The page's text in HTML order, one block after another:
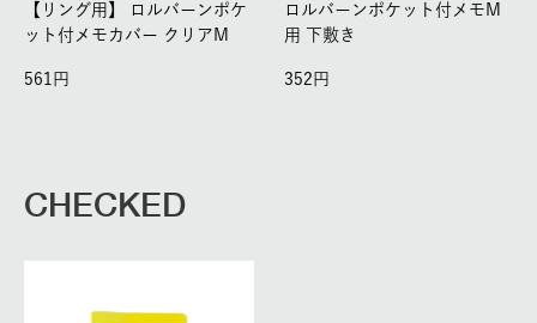
【リング用】
ロルバーンポケ
ット付メモカバー クリアM
561
ロルバーンポケット付メモM
用 下敷き
352
CHECKED